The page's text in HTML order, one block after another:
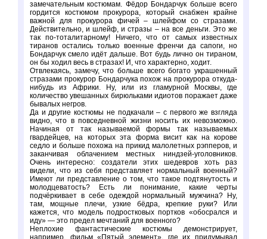
замечательным костюмам. Фёдор Бондарчук больше всего
гордится костюмом прокурора, который снабжен крайне
важной для прокурора фичей – шлейфом со стразами.
Действительно, и шлейф, и стразы – на все деньги. Это же
так по-тоталитарному! Ничего, что от самых известных
тиранов остались только военные френчи да сапоги, но
Бондарчук смело идёт дальше. Вот будь лично он тираном,
он бы ходил весь в стразах! И, что характерно, ходит.
Отвлекаясь, замечу, что больше всего богато украшенный
стразами прокурор Бондарчука похож на прокурора откуда-
нибудь из Африки. Ну, или из гламурной Москвы, где
количество увешанных бирюльками идиотов поражает даже
бывалых негров.
Да и другие костюмы не подкачали – с первого же взгляда
видно, что в повседневной жизни носить их невозможно.
Начиная от так называемой формы так называемых
гвардейцев, на которых эта форма висит как на корове
седло и больше похожа на прикид малолетных рэпперов, и
заканчивая облачением местных ниндзей-уголовников.
Очень интересно: создатели этих шедевров хоть раз
видели, что из себя представляет нормальный военный?
Имеют ли представление о том, что такое подтянутость и
молодцеватость? Есть ли понимание, какие черты
подчёркивает в себе одеждой нормальный мужчина? Ну,
там, мощные плечи, узкие бёдра, крепкие руки? Или
кажется, что модель подростковых портков «обосрался и
иду» — это предел мечтаний для военного?
Неплохие фантастические костюмы демонстрирует,
например, фильм «Пятый элемент», где их придумывал